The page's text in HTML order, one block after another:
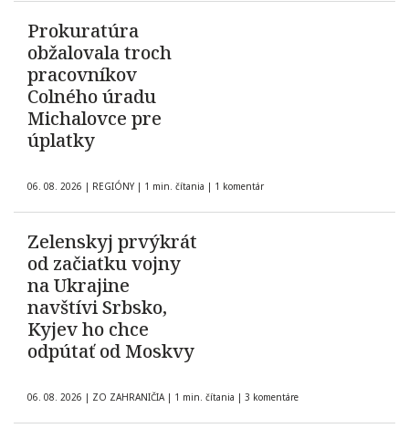
Prokuratúra
obžalovala troch
pracovníkov
Colného úradu
Michalovce pre
úplatky
06. 08. 2026 | REGIÓNY | 1 min. čítania | 1 komentár
Zelenskyj prvýkrát
od začiatku vojny
na Ukrajine
navštívi Srbsko,
Kyjev ho chce
odpútať od Moskvy
06. 08. 2026 | ZO ZAHRANIČIA | 1 min. čítania | 3 komentáre